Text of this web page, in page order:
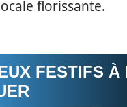
florissante.
FESTIFS À